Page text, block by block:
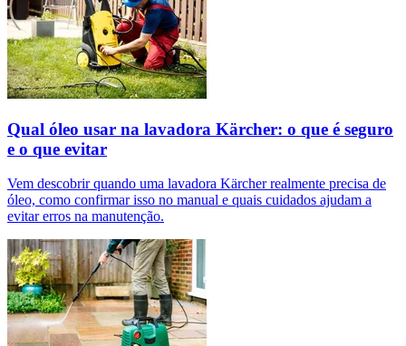
Qual óleo usar na lavadora Kärcher: o que é seguro
e o que evitar
Vem descobrir quando uma lavadora Kärcher realmente precisa de
óleo, como confirmar isso no manual e quais cuidados ajudam a
evitar erros na manutenção.